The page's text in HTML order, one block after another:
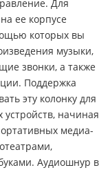
Для
ее корпусе
которых вы
музыки,
звонки, а также
Поддержка
эту колонку для
начиная
медиа-
Аудиошнур в